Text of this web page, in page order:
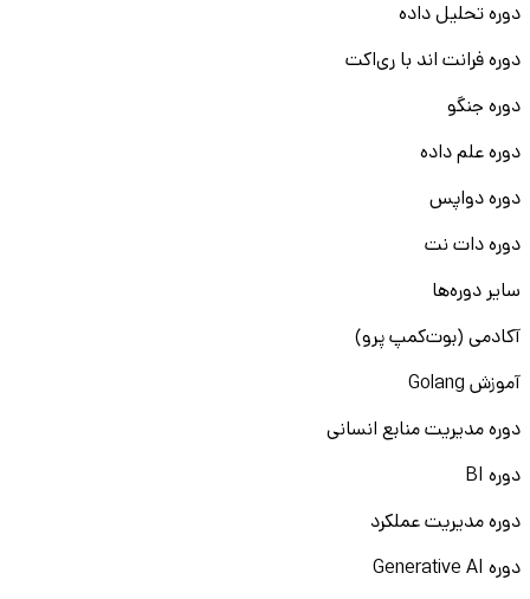
دوره تحلیل داده
دوره فرانت اند با ری‌اکت
دوره جنگو
دوره علم داده
دوره دواپس
دوره دات نت
سایر دوره‌ها
آکادمی (بوت‌کمپ پرو)
آموزش Golang
دوره مدیریت منابع انسانی
دوره BI
دوره مدیریت عملکرد
دوره Generative AI